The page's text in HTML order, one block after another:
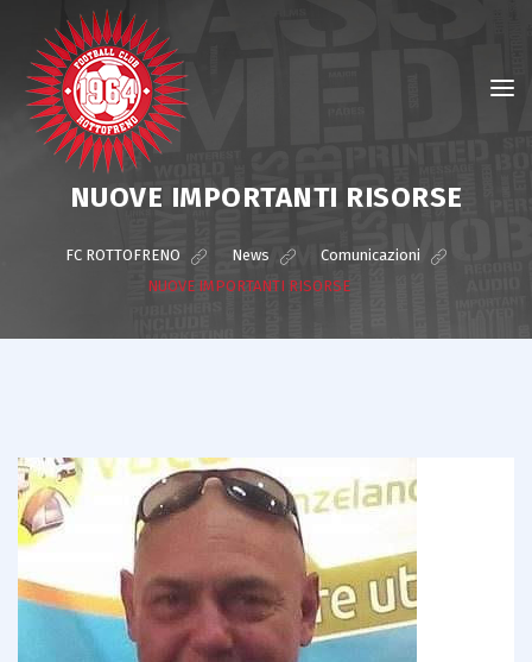
NUOVE IMPORTANTI RISORSE
FC ROTTOFRENO News Comunicazioni
NUOVE IMPORTANTI RISORSE